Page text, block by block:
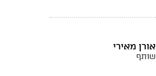
אורן מאירי
שותף